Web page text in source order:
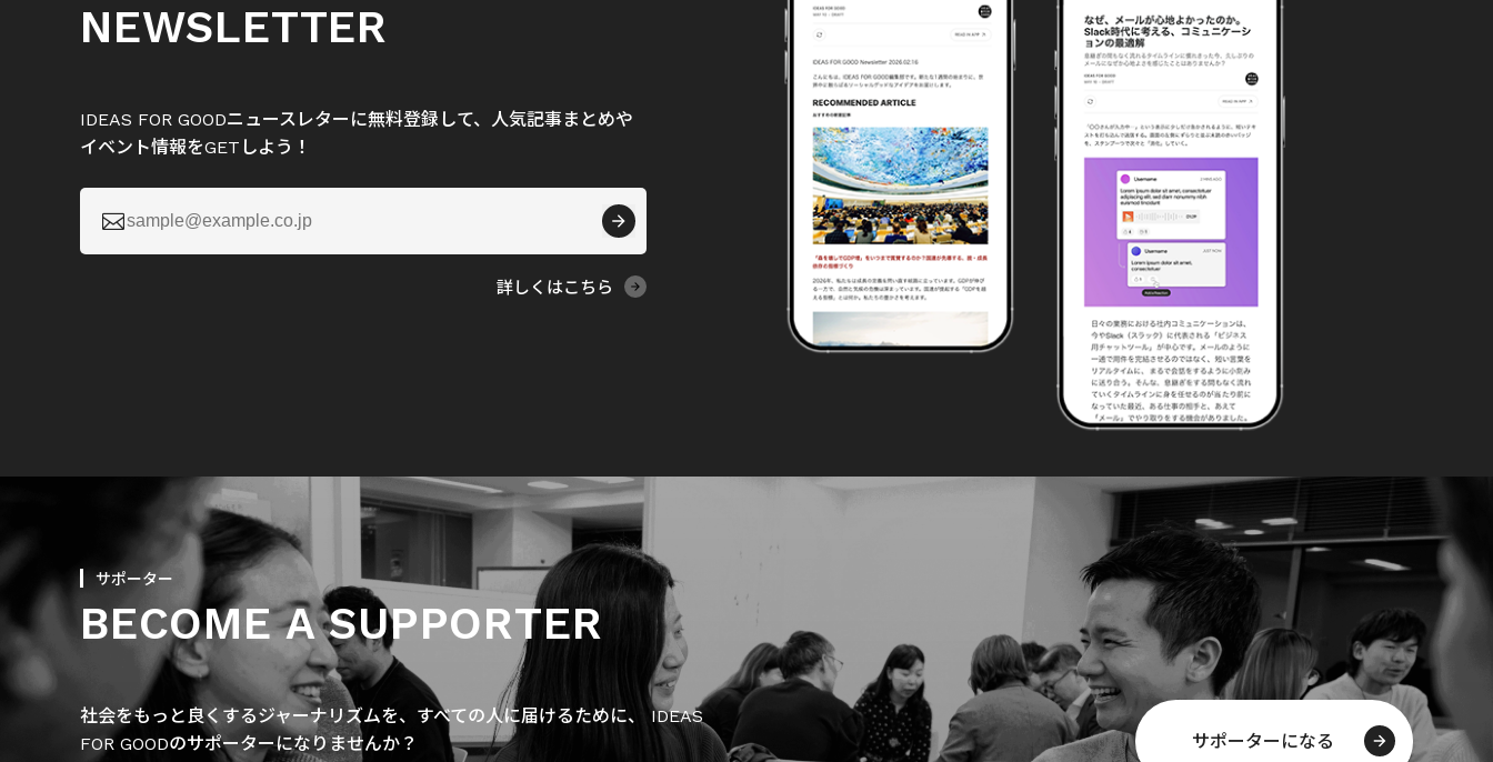
NEWSLETTER
IDEAS FOR GOODニュースレターに無料登録して、人気記事まとめや
イベント情報をGETしよう！

詳しくはこちら
サポーター
BECOME A SUPPORTER
社会をもっと良くするジャーナリズムを、すべての人に届けるために、 IDEAS
FOR GOODのサポーターになりませんか？
サポーターになる